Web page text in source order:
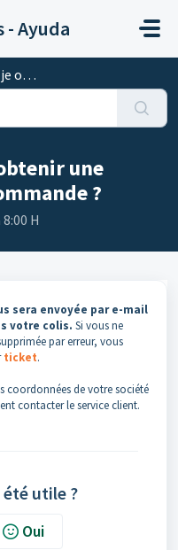
- Ayuda
?
une
?
H
sera envoyée par e-mail
votre colis. Si vous ne
par erreur, vous
ticket.
coordonnées de votre société
contacter le service client.
utile ?
Oui